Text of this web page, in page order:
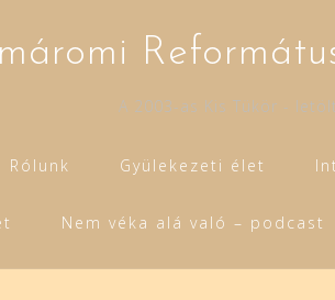
A 2003-as Kis Tükör -
Rólunk Gyülekezeti élet
Nem véka alá való – podcast